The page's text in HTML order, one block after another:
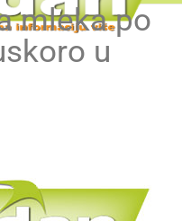
mleka po
u